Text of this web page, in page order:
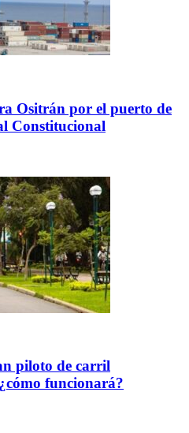
Ositrán por el puerto de
Constitucional
piloto de carril
funcionará?